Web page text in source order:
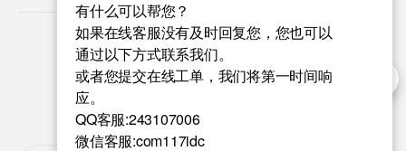
下载117数据APP
关注我们